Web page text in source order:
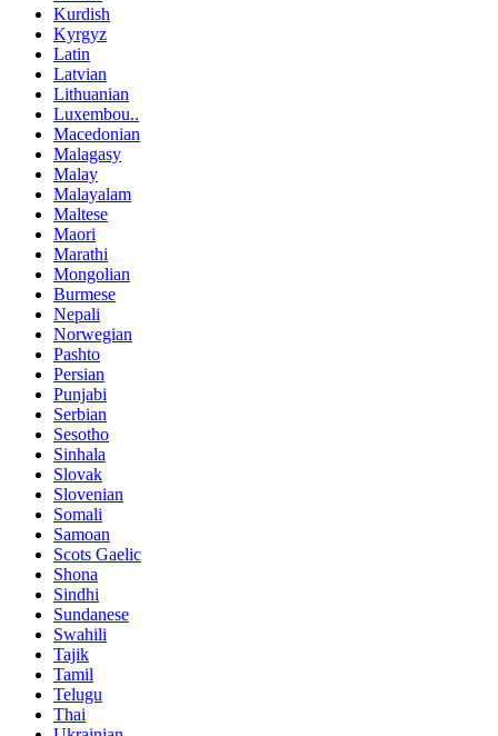
Kurdish
Kyrgyz
Latin
Latvian
Lithuanian
Luxembou..
Macedonian
Malagasy
Malay
Malayalam
Maltese
Maori
Marathi
Mongolian
Burmese
Nepali
Norwegian
Pashto
Persian
Punjabi
Serbian
Sesotho
Sinhala
Slovak
Slovenian
Somali
Samoan
Scots Gaelic
Shona
Sindhi
Sundanese
Swahili
Tajik
Tamil
Telugu
Thai